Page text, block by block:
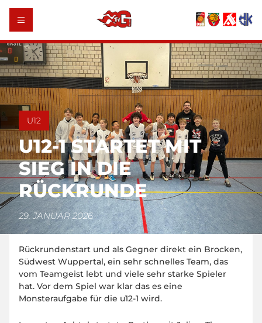
U12
U12-1 STARTET MIT
SIEG IN DIE
RÜCKRUNDE
29. JANUAR 2026
Rückrundenstart und als Gegner direkt ein Brocken,
Südwest Wuppertal, ein sehr schnelles Team, das
vom Teamgeist lebt und viele sehr starke Spieler
hat. Vor dem Spiel war klar das es eine
Monsteraufgabe für die u12-1 wird.